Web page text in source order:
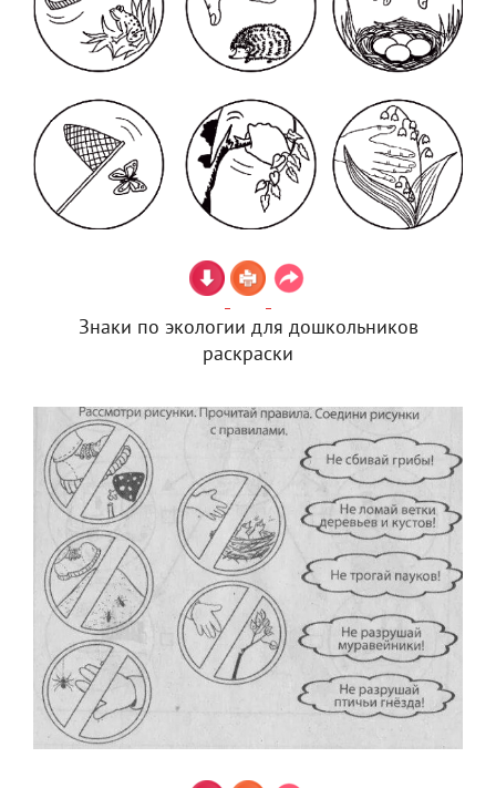
Знаки по экологии для дошкольников
раскраски